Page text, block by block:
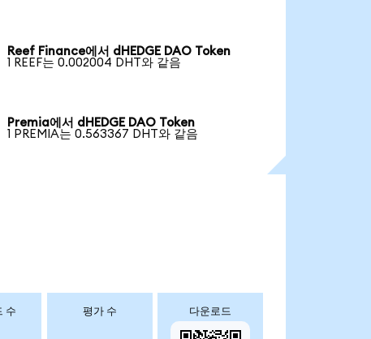
Reef Finance에서 dHEDGE DAO Token
1 REEF는 0.002004 DHT와 같음
Premia에서 dHEDGE DAO Token
1 PREMIA는 0.563367 DHT와 같음
수 평가 수 다운로드